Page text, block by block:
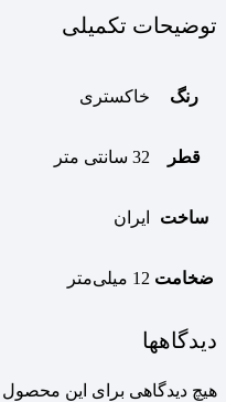
توضیحات تکمیلی
رنگ خاکستری
قطر 32 سانتی متر
ساخت ایران
ضخامت 12 میلی‌متر
دیدگاهها
هیچ دیدگاهی برای این